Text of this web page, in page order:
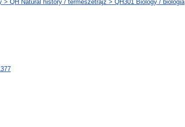
> QH Natural history / természetrajz > QH301 Biology / biológia